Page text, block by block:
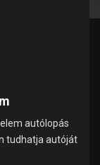
autólopás
tudhatja autóját